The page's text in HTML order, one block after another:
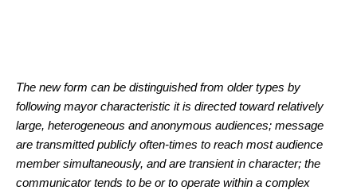
The new form can be distinguished from older types by
following mayor characteristic it is directed toward relatively
large, heterogeneous and anonymous audiences; message
are transmitted publicly often-times to reach most audience
member simultaneously, and are transient in character; the
communicator tends to be or to operate within a complex